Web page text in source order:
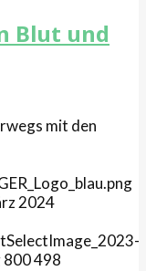
Blut und
2024
800498